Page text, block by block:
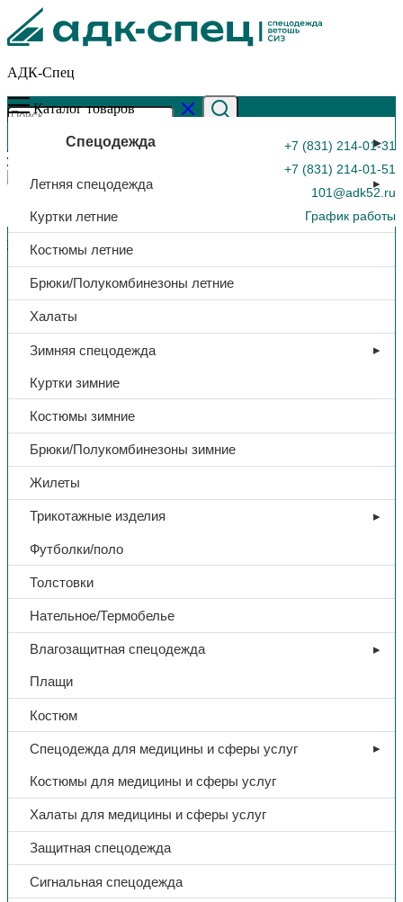
АДК-Спец
+7 (831) 214-01-31
+7 (831) 214-01-51
101@adk52.ru
График работы
0
Каталог товаров
Спецодежда
Летняя спецодежда
Куртки летние
Костюмы летние
Брюки/Полукомбинезоны летние
Халаты
Зимняя спецодежда
Куртки зимние
Костюмы зимние
Брюки/Полукомбинезоны зимние
Жилеты
Трикотажные изделия
Футболки/поло
Толстовки
Нательное/Термобелье
Влагозащитная спецодежда
Плащи
Костюм
Спецодежда для медицины и сферы услуг
Костюмы для медицины и сферы услуг
Халаты для медицины и сферы услуг
Защитная спецодежда
Сигнальная спецодежда
Главная страница»Каталог»Шапка Brodeks fleece lining
т.синий